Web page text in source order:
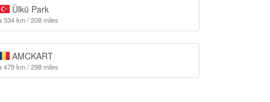
Ülkü Park
334 km / 208 miles
AMCKART
479 km / 298 miles